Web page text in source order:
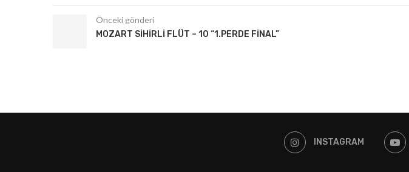
Önceki gönderi
MOZART SIHIRLI FLÜT – 10 “1.PERDE FINAL”
INSTAGRAM